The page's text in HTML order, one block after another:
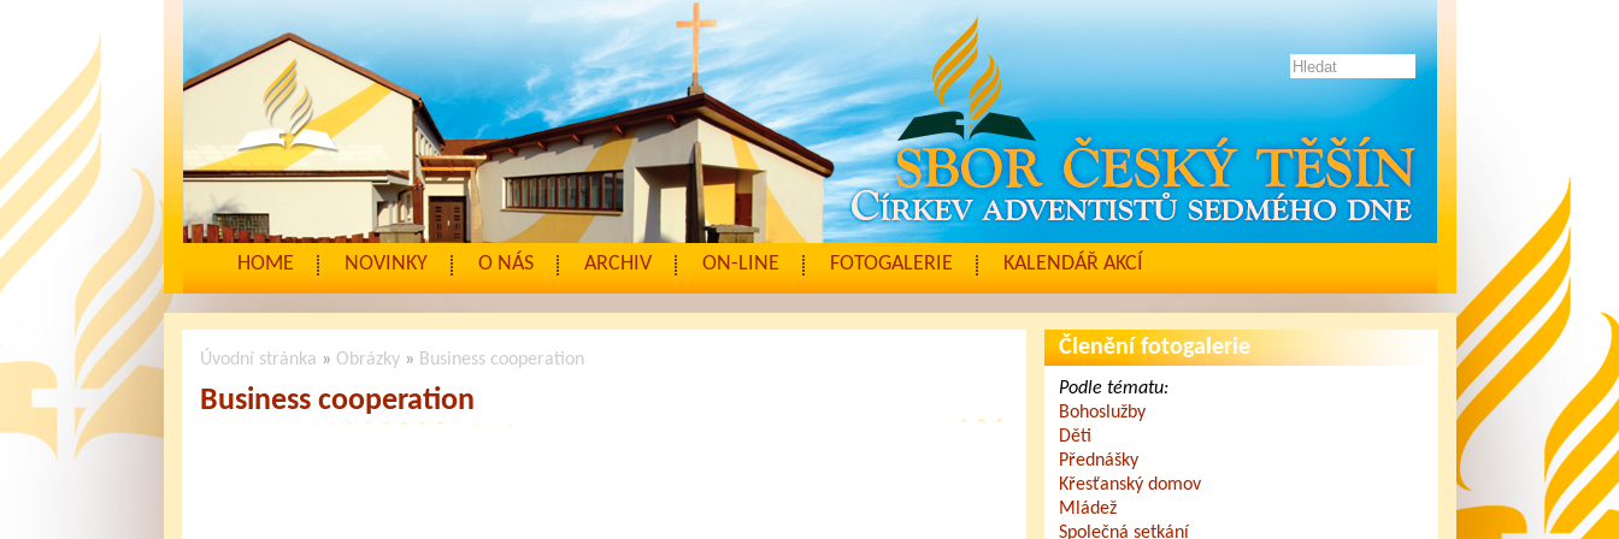
HOME NOVINKY O NÁS ARCHIV ON-LINE FOTOGALERIE KALENDÁŘ AKCÍ
Úvodní stránka » Obrázky» Business cooperation
Business cooperation
Členění fotogalerie
Podle tématu:
Bohoslužby
Děti
Přednášky
Křesťanský domov
Mládež
Společná setkání